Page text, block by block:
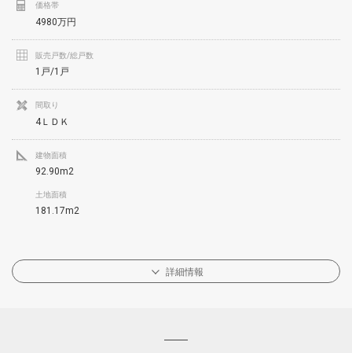
価格帯
4980万円
販売戸数/総戸数
1戸/1戸
間取り
4ＬＤＫ
建物面積
92.90m2
土地面積
181.17m2
詳細情報